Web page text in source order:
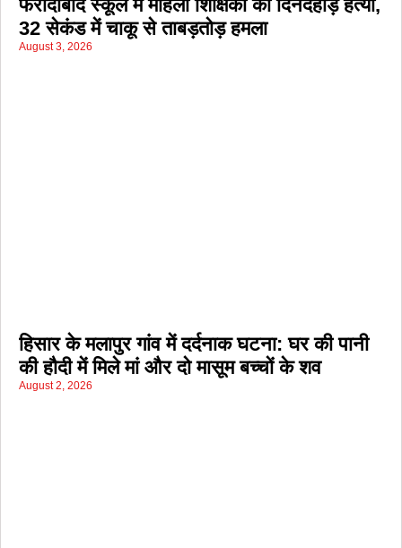
फरीदाबाद स्कूल में महिला शिक्षिका की दिनदहाड़े हत्या,
32 सेकंड में चाकू से ताबड़तोड़ हमला
August 3, 2026
हिसार के मलापुर गांव में दर्दनाक घटना: घर की पानी
की हौदी में मिले मां और दो मासूम बच्चों के शव
August 2, 2026